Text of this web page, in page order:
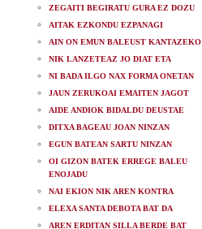
ZEGAITI BEGIRATU GURA EZ DOZU
AITAK EZKONDU EZPANAGI
AIN ON EMUN BALEUST KANTAZEKO
NIK LANZETEAZ JO DIAT ETA
NI BADA ILGO NAX FORMA ONETAN
JAUN ZERUKOAI EMAITEN JAGOT
AIDE ANDIOK BIDALDU DEUSTAE
DITXA BAGEAU JOAN NINZAN
EGUN BATEAN SARTU NINZAN
OI GIZON BATEK ERREGE BALEU
ENOJADU
NAI EKION NIK AREN KONTRA
ELEXA SANTA DEBOTA BAT DA
AREN ERDITAN SILLA BERDE BAT